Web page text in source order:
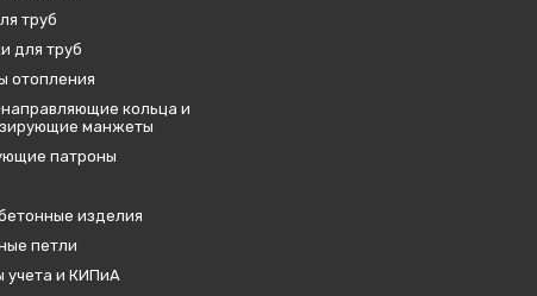
труб
для труб
отопления
кольца и
манжеты
патроны
изделия
петли
учета и КИПиА